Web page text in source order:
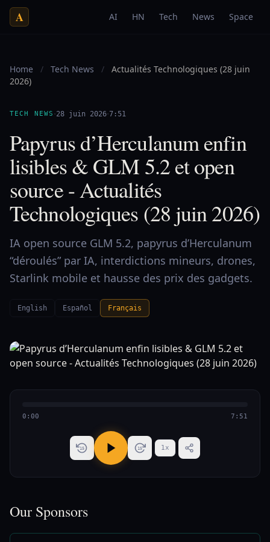
A AI HN Tech News Space
Home / Tech News /
Actualités Technologiques (28 juin
2026)
TECH NEWS ·28 juin 2026·7:51
Papyrus d’Herculanum enfin
lisibles & GLM 5.2 et open
source - Actualités
Technologiques (28 juin 2026)
IA open source GLM 5.2, papyrus d’Herculanum
“déroulés” par IA, interdictions mineurs, drones,
Starlink mobile et hausse des prix des gadgets.
English Español Français
0:00 7:51
15 15 1x
Our Sponsors